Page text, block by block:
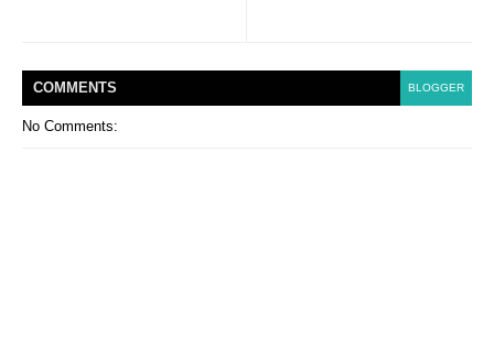
COMMENTS BLOGGER
No Comments: